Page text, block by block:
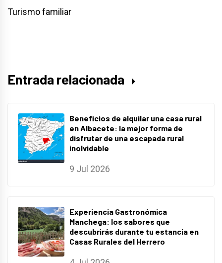
Turismo familiar
Entrada relacionada
Beneficios de alquilar una casa rural
en Albacete: la mejor forma de
disfrutar de una escapada rural
inolvidable
9 Jul 2026
Experiencia Gastronómica
Manchega: los sabores que
descubrirás durante tu estancia en
Casas Rurales del Herrero